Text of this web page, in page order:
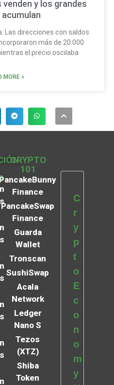
y los grandes
Las direcciones con saldos
más de 20.000
el precio oscilaba
MORE »
CRYPTO
101
Finance
PancakeSwap
Finance
Guarda
Wallet
Tronscan
SushiSwap
Acala
Network
Ledger
Nano S
Tezos
(XTZ)
Shiba
Token
C
r
y
p
t
o
E
c
o
n
o
m
y